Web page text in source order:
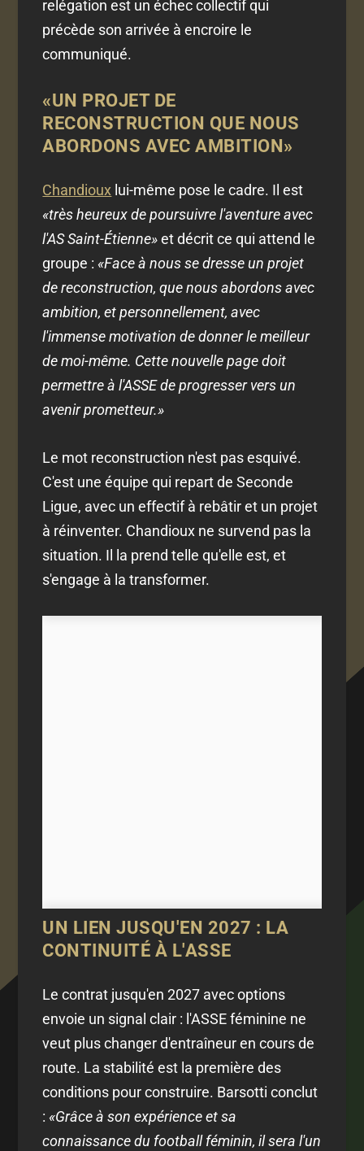
relégation est un échec collectif qui
précède son arrivée à encroire le
communiqué.
«UN PROJET DE
RECONSTRUCTION QUE NOUS
ABORDONS AVEC AMBITION»
Chandioux lui-même pose le cadre. Il est
«très heureux de poursuivre l'aventure avec
l'AS Saint-Étienne»et décrit ce qui attend le
groupe :«Face à nous se dresse un projet
de reconstruction, que nous abordons avec
ambition, et personnellement, avec
l'immense motivation de donner le meilleur
de moi-même. Cette nouvelle page doit
permettre à l'ASSE de progresser vers un
avenir prometteur.»
Le mot reconstruction n'est pas esquivé.
C'est une équipe qui repart de Seconde
Ligue, avec un effectif à rebâtir et un projet
à réinventer. Chandioux ne survend pas la
situation. Il la prend telle qu'elle est, et
s'engage à la transformer.
UN LIEN JUSQU'EN 2027 : LA
CONTINUITÉ À L'ASSE
Le contrat jusqu'en 2027 avec options
envoie un signal clair : l'ASSE féminine ne
veut plus changer d'entraîneur en cours de
route. La stabilité est la première des
conditions pour construire. Barsotti conclut
:«Grâce à son expérience et sa
connaissance du football féminin, il sera l'un